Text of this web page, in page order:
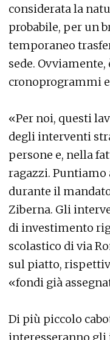
considerata la
probabile, per un
temporaneo
sede.
cronoprogrammi
«Per noi, questi
degli interventi
persone e, nella
ragazzi.
durante il
Ziberna. Gli
di investimento
scolastico di via
sul piatto,
«fondi già
Di più piccolo